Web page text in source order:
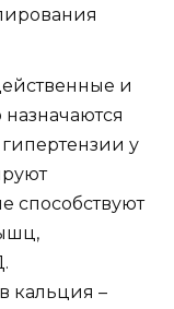
и
назначаются
у
способствуют
кальция –